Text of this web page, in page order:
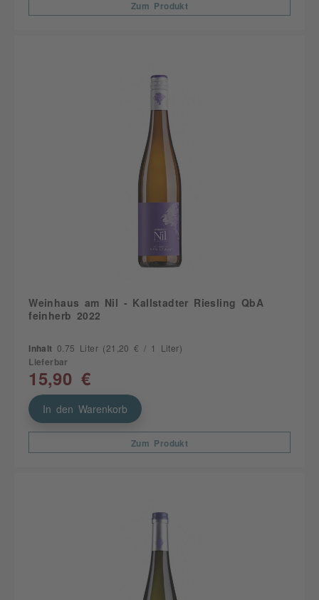
Zum Produkt
Weinhaus am Nil - Kallstadter Riesling QbA
feinherb 2022
Inhalt 0.75 Liter (21,20 € / 1 Liter)
Lieferbar
15,90 €
In den Warenkorb
Zum Produkt